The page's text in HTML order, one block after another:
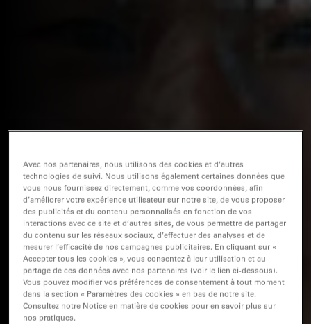
Avec nos partenaires, nous utilisons des cookies et d’autres
technologies de suivi. Nous utilisons également certaines données que
vous nous fournissez directement, comme vos coordonnées, afin
d’améliorer votre expérience utilisateur sur notre site, de vous proposer
des publicités et du contenu personnalisés en fonction de vos
interactions avec ce site et d’autres sites, de vous permettre de partager
du contenu sur les réseaux sociaux, d’effectuer des analyses et de
mesurer l’efficacité de nos campagnes publicitaires. En cliquant sur «
Accepter tous les cookies », vous consentez à leur utilisation et au
partage de ces données avec nos partenaires (voir le lien ci-dessous).
Vous pouvez modifier vos préférences de consentement à tout moment
dans la section « Paramètres des cookies » en bas de notre site.
Consultez notre Notice en matière de cookies pour en savoir plus sur
nos pratiques.